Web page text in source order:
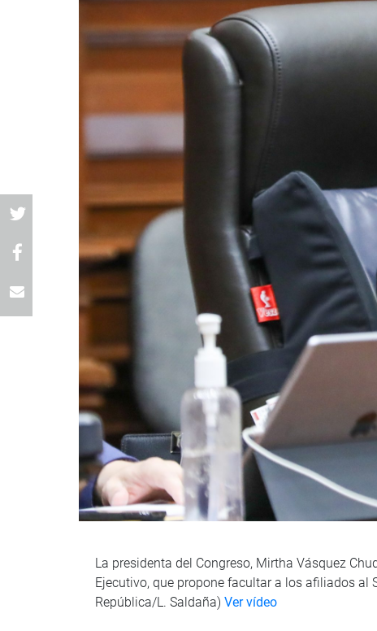
La presidenta del Congreso, Mirtha Vásquez
Ejecutivo, que propone facultar a los afiliados al
República/L. Saldaña) Ver vídeo